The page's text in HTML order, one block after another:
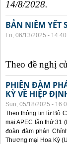
14/8/2028.
BẢN NIÊM YẾT
Fri, 06/13/2025 - 14:40
Theo đề nghị
PHIÊN ĐÀM
KỲ VỀ HIỆP
Sun, 05/18/2025 -
Theo thông tin từ Bộ
mại APEC lần thứ 31
đoàn đàm phán
Thương mại Hoa Kỳ